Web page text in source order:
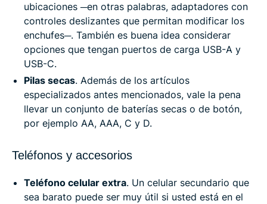
ubicaciones ─en otras palabras, adaptadores con
controles deslizantes que permitan modificar los
enchufes─. También es buena idea considerar
opciones que tengan puertos de carga USB-A y
USB-C.
Pilas secas. Además de los artículos
especializados antes mencionados, vale la pena
llevar un conjunto de baterías secas o de botón,
por ejemplo AA, AAA, C y D.
Teléfonos y accesorios
Teléfono celular extra. Un celular secundario que
sea barato puede ser muy útil si usted está en el